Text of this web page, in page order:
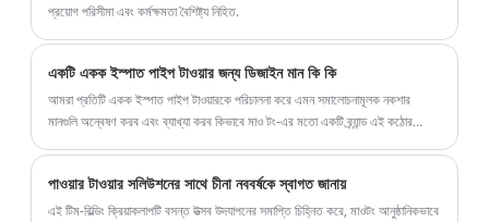
প্রয়োগ পরিসীমা এবং কর্মক্ষমতা বৈশিষ্ট্য নিহিত.
একটি একক ইস্পাত পাইপ টাওয়ার জন্য ডিজাইন মান কি কি
আমরা প্রতিটি একক ইস্পাত পাইপ টাওয়ারকে পরিচালনা করে এমন সমালোচনামূলক নকশার
মানগুলি অন্বেষণ করব এবং ব্যাখ্যা করব কিভাবে মাও টং-এর মতো একটি ব্র্যান্ড এই কঠোর
পাওয়ার টাওয়ার সলিউশনের সাথে চীনা নববর্ষকে স্বাগত জানায়
এই টিম-বিল্ডিং ক্রিয়াকলাপটি বসন্ত উত্সব উদযাপনের সমাপ্তি চিহ্নিত করে, মাওটং আনুষ্ঠানিকভাবে